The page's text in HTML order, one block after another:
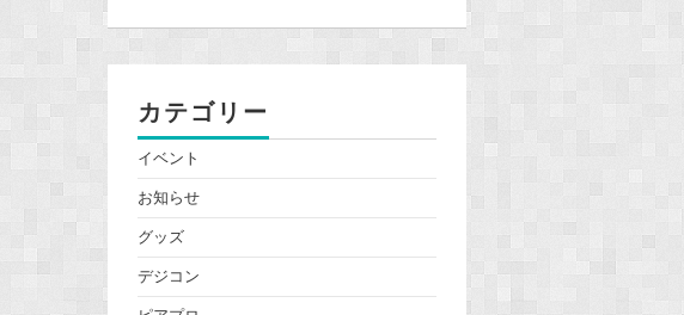
カテゴリー
イベント
お知らせ
グッズ
デジコン